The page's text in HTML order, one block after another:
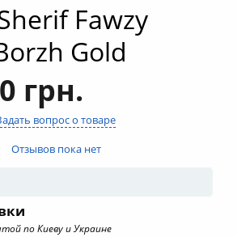
Fawzy
Gold
грн.
вопрос о товаре
Отзывов пока нет
по Киеву и Украине